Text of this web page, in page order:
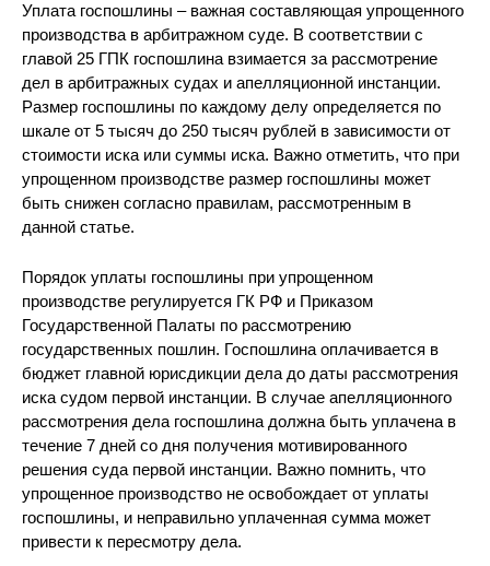
Уплата госпошлины – важная составляющая упрощенного
производства в арбитражном суде. В соответствии с
главой 25 ГПК госпошлина взимается за рассмотрение
дел в арбитражных судах и апелляционной инстанции.
Размер госпошлины по каждому делу определяется по
шкале от 5 тысяч до 250 тысяч рублей в зависимости от
стоимости иска или суммы иска. Важно отметить, что при
упрощенном производстве размер госпошлины может
быть снижен согласно правилам, рассмотренным в
данной статье.
Порядок уплаты госпошлины при упрощенном
производстве регулируется ГК РФ и Приказом
Государственной Палаты по рассмотрению
государственных пошлин. Госпошлина оплачивается в
бюджет главной юрисдикции дела до даты рассмотрения
иска судом первой инстанции. В случае апелляционного
рассмотрения дела госпошлина должна быть уплачена в
течение 7 дней со дня получения мотивированного
решения суда первой инстанции. Важно помнить, что
упрощенное производство не освобождает от уплаты
госпошлины, и неправильно уплаченная сумма может
привести к пересмотру дела.